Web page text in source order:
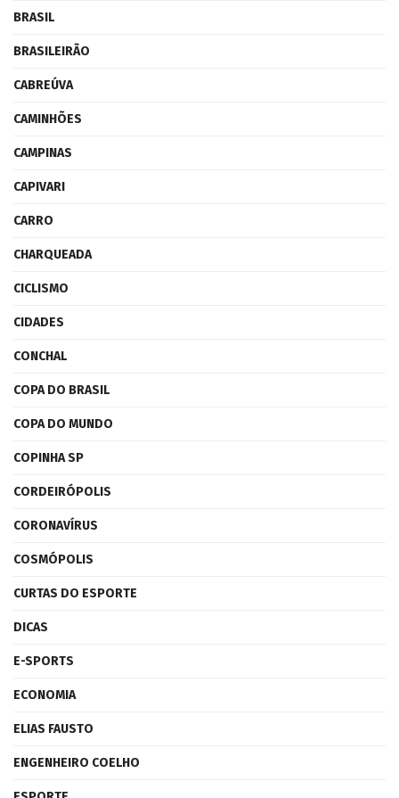
BRASIL
BRASILEIRÃO
CABREÚVA
CAMINHÕES
CAMPINAS
CAPIVARI
CARRO
CHARQUEADA
CICLISMO
CIDADES
CONCHAL
COPA DO BRASIL
COPA DO MUNDO
COPINHA SP
CORDEIRÓPOLIS
CORONAVÍRUS
COSMÓPOLIS
CURTAS DO ESPORTE
DICAS
E-SPORTS
ECONOMIA
ELIAS FAUSTO
ENGENHEIRO COELHO